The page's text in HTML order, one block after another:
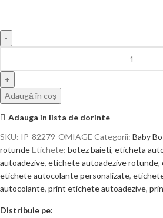
Adaugă în coș
Adauga in lista de dorinte
SKU: IP-82279-OMIAGE Categorii: Baby
rotundeEtichete: botez baieti, eticheta
autoadezive, etichete autoadezive rotunde,
etichete autocolante personalizate,
autocolante, print etichete autoadezive,
Distribuie pe: